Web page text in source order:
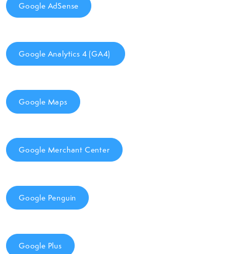
Google AdSense
Google Analytics 4 (GA4)
Google Maps
Google Merchant Center
Google Penguin
Google Plus